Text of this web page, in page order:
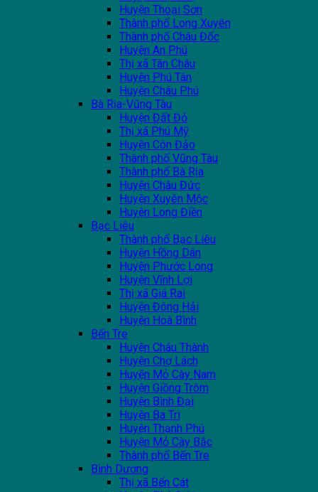
Huyện Thoại Sơn
Thành phố Long Xuyên
Thành phố Châu Đốc
Huyện An Phú
Thị xã Tân Châu
Huyện Phú Tân
Huyện Châu Phú
Bà Rịa-Vũng Tàu
Huyện Đất Đỏ
Thị xã Phú Mỹ
Huyện Côn Đảo
Thành phố Vũng Tàu
Thành phố Bà Rịa
Huyện Châu Đức
Huyện Xuyên Mộc
Huyện Long Điền
Bạc Liêu
Thành phố Bạc Liêu
Huyện Hồng Dân
Huyện Phước Long
Huyện Vĩnh Lợi
Thị xã Giá Rai
Huyện Đông Hải
Huyện Hoà Bình
Bến Tre
Huyện Châu Thành
Huyện Chợ Lách
Huyện Mỏ Cày Nam
Huyện Giồng Trôm
Huyện Bình Đại
Huyện Ba Tri
Huyện Thạnh Phú
Huyện Mỏ Cày Bắc
Thành phố Bến Tre
Bình Dương
Thị xã Bến Cát